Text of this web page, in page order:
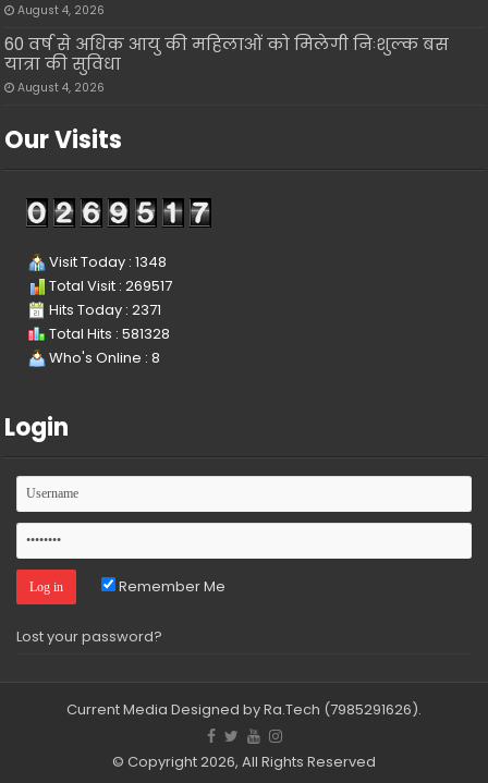
August 4, 2026
60 वर्ष से अधिक आयु की महिलाओं को मिलेगी निःशुल्क बस
यात्रा की सुविधा
August 4, 2026
Our Visits
Visit Today : 1348
Total Visit : 269517
Hits Today : 2371
Total Hits : 581328
Who's Online : 8
Login
Remember Me
Lost your password?
Current Media Designed by Ra.Tech (7985291626).
© Copyright 2026, All Rights Reserved